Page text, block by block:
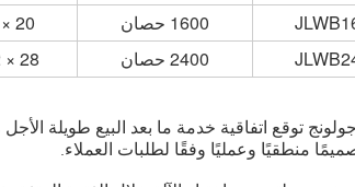
1600 حصان 20 × 9 × 2.6 متر
2400 حصان 28 × 12 × 3.2 متر